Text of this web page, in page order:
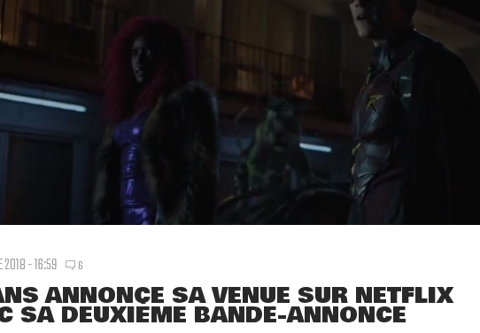
2018 - 16:59 6
ANNONCE SA VENUE SUR NETFLIX
SA DEUXIÈME BANDE-ANNONCE